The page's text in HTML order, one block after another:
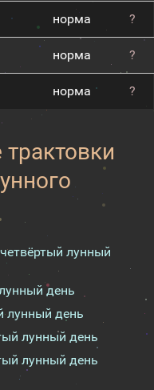
норма ?
норма ?
норма ?
лунный
день
лунный день
лунный день
лунный день